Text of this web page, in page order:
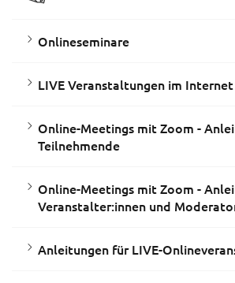
Onlineseminare
LIVE Veranstaltungen im Internet
Online-Meetings mit Zoom -
Teilnehmende
Online-Meetings mit Zoom -
Veranstalter:innen und
Anleitungen für LIVE-